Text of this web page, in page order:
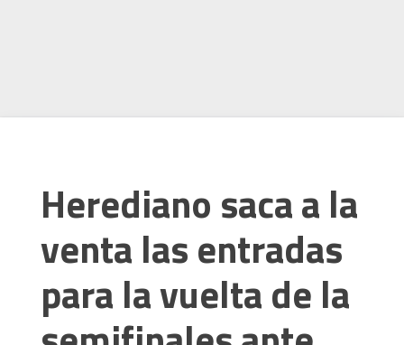
Herediano saca a la
venta las entradas
para la vuelta de la